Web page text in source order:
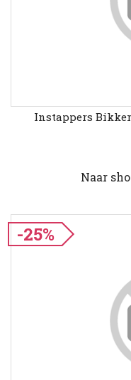
Instappers
Naar
-25%